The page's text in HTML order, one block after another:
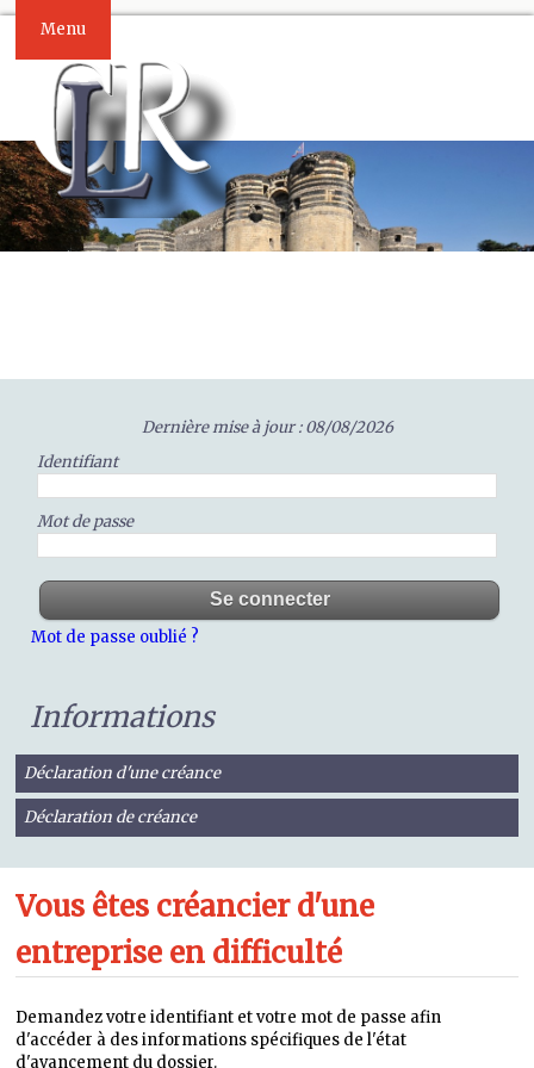
Menu
Dernière mise à jour : 08/08/2026
Identifiant
Mot de passe
Mot de passe oublié ?
Informations
Déclaration d'une créance
Déclaration de créance
Vous êtes créancier d'une
entreprise en difficulté
Demandez votre identifiant et votre mot de passe afin
d'accéder à des informations spécifiques de l'état
d'avancement du dossier.